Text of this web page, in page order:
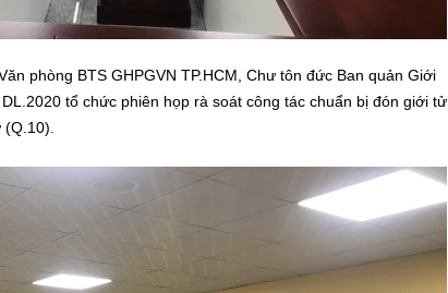
phòng BTS GHPGVN TP.HCM, Chư tôn đức Ban quản Giới
tổ chức phiên họp rà soát công tác chuẩn bị đón giới tử